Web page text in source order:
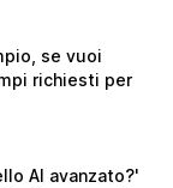
se vuoi
richiesti per
AI avanzato?'